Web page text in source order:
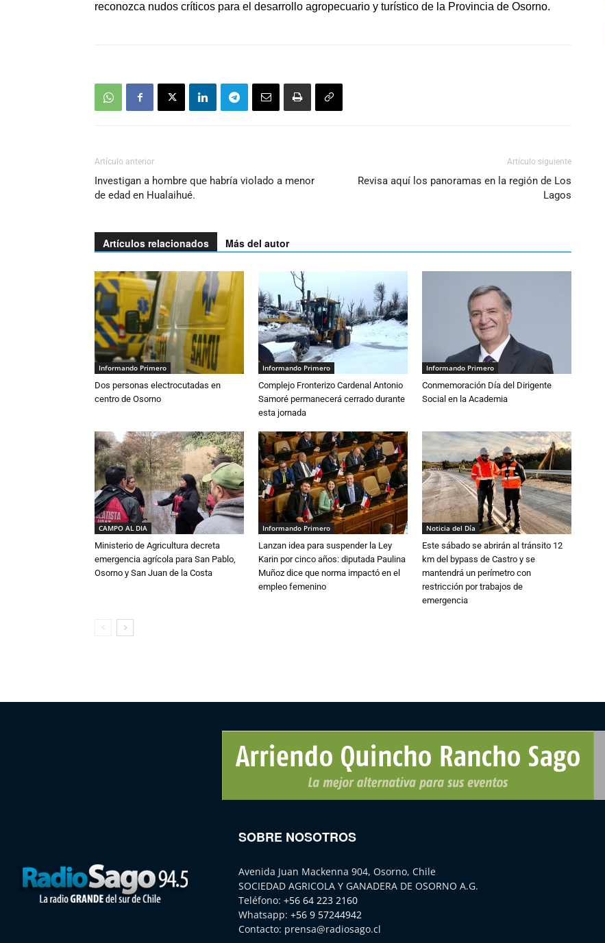
arriba/abajo
reconozca nudos críticos para el desarrollo agropecuario y turístico de la Provincia de Osorno.
Artículo anterior
Investigan a hombre que habría violado a menor
de edad en Hualaihué.
Artículo siguiente
Revisa aquí los panoramas en la región de Los
Lagos
Artículos relacionados Más del autor
Informando Primero
Dos personas electrocutadas en
centro de Osorno
Informando Primero
Complejo Fronterizo Cardenal Antonio
Samoré permanecerá cerrado durante
esta jornada
Informando Primero
Conmemoración Día del Dirigente
Social en la Academia
CAMPO AL DIA
Ministerio de Agricultura decreta
emergencia agrícola para San Pablo,
Osorno y San Juan de la Costa
Informando Primero
Lanzan idea para suspender la Ley
Karin por cinco años: diputada Paulina
Muñoz dice que norma impactó en el
empleo femenino
Noticia del Día
Este sábado se abrirán al tránsito 12
km del bypass de Castro y se
mantendrá un perímetro con
restricción por trabajos de
emergencia
SOBRE NOSOTROS
Avenida Juan Mackenna 904, Osorno, Chile
SOCIEDAD AGRICOLA Y GANADERA DE OSORNO A.G.
Teléfono: +56 64 223 2160
Whatsapp: +56 9 57244942
Contacto: prensa@radiosago.cl